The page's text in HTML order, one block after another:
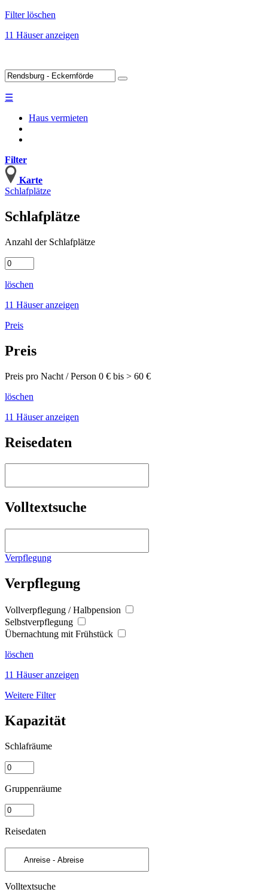
Filter löschen
11 Häuser anzeigen
☰
Haus vermieten
Filter
Karte
Schlafplätze
Schlafplätze
Anzahl der Schlafplätze
löschen
11 Häuser anzeigen
Preis
Preis
Preis pro Nacht / Person 0 € bis > 60 €
löschen
11 Häuser anzeigen
Reisedaten
Volltextsuche
Verpflegung
Verpflegung
Vollverpflegung / Halbpension
Selbstverpflegung
Übernachtung mit Frühstück
löschen
11 Häuser anzeigen
Weitere Filter
Kapazität
Schlafräume
Gruppenräume
Reisedaten
Volltextsuche